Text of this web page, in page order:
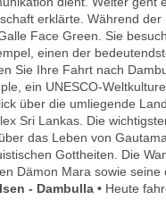
erklärte. Während
Face Green. Sie
einen der
Sie Ihre Fahrt nach
ein UNESCO-
über die umliegende
Sri Lankas. Die
das Leben von
Gottheiten. Die
Dämon Mara sowie seine
- Dambulla • Heute